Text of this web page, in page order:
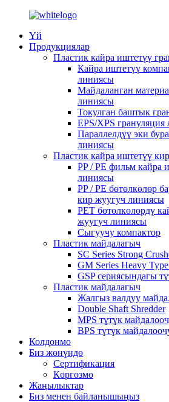
Үй
Продукциялар
Пластик кайра иштетүү
Кайра иштетүү
линиясы
Майдаланган
линиясы
Токулган баштык
EPS/XPS
Параллелдүү эки
линиясы
Пластик кайра иштетүү
PP / PE фильм кайра
линиясы
PP / PE бөтөлкөлөр
кир жуугуч линиясы
PET бөтөлкөлөрдү
жуугуч линиясы
Сыгуучу компактор
Пластик майдалагыч
SC Series Strong
GM Series Heavy
GSP сериясындагы
Пластик майдалагыч
Жалгыз валдуу
Double Shaft Shredder
MPS түтүк
BPS түтүк
Колдонмо
Биз жөнүндө
Сертификация
Көргөзмө
Жаңылыктар
Биз менен байланышыңыз